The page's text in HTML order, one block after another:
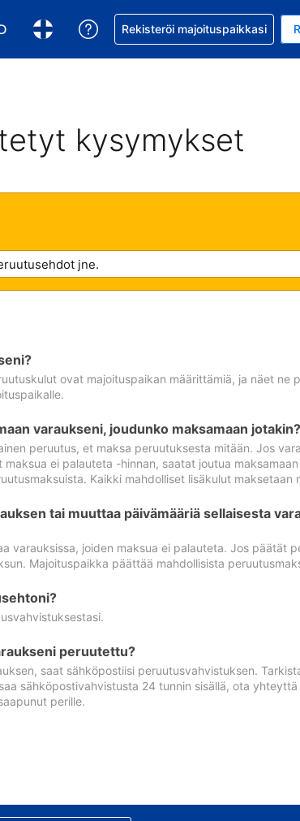
valuutta. Tämänhetkinen valuutta on
Valitse kieli. Tämänhetkinen kieli on Suomi
Pyydä apua varauksesi kanssa
Rekisteröi majoituspaikkasi
kysymykset
ovat majoituspaikan määrittämiä, ja näet ne
varaukseni, joudunko maksamaan jotakin?
peruutus, et maksa peruutuksesta mitään. Jos
ei palauteta -hinnan, saatat joutua
Kaikki mahdolliset lisäkulut maksetaan
tai muuttaa päivämääriä sellaisesta
varauksissa, joiden maksua ei palauteta. Jos päätät
Majoituspaikka päättää mahdollisista
peruutettu?
saat sähköpostiisi peruutusvahvistuksen.
sähköpostivahvistusta 24 tunnin sisällä, ota
perille.